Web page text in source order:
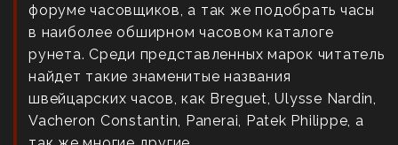
форуме часовщиков, а так же подобрать часы
в наиболее обширном часовом каталоге
рунета. Среди представленных марок читатель
найдет такие знаменитые названия
швейцарских часов, как Breguet, Ulysse Nardin,
Vacheron Constantin, Panerai, Patek Philippe, а